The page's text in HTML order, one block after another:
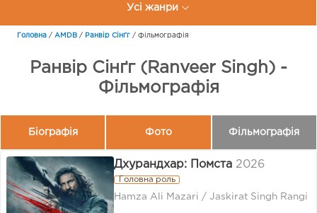
Усі жанри
Головна / AMDB / Ранвір Сінґг / Фільмографія
Ранвір Сінґг (Ranveer Singh) -
Фільмографія
Біографія Фото Фільмографія
Дхурандхар: Помста 2026
Головна роль
Hamza Ali Mazari / Jaskirat Singh Rangi